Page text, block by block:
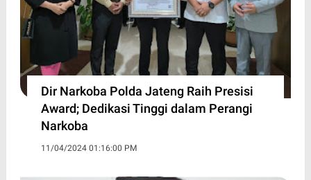
Dir Narkoba Polda Jateng Raih Presisi
Award; Dedikasi Tinggi dalam Perangi
Narkoba
11/04/2024 01:16:00 PM